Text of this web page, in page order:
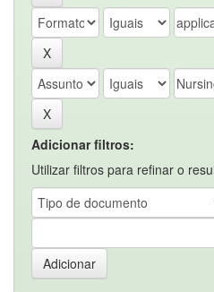
Adicionar filtros:
Utilizar filtros para refinar o